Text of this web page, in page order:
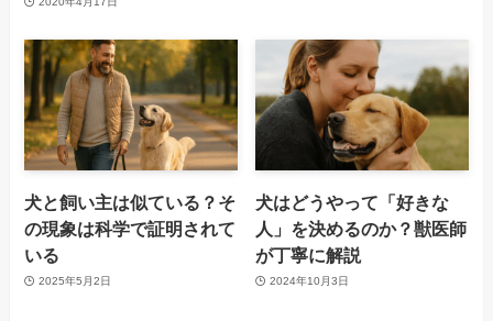
犬と飼い主は似ている？そ
の現象は科学で証明されて
いる
2025年5月2日
犬はどうやって「好きな
人」を決めるのか？獣医師
が丁寧に解説
2024年10月3日